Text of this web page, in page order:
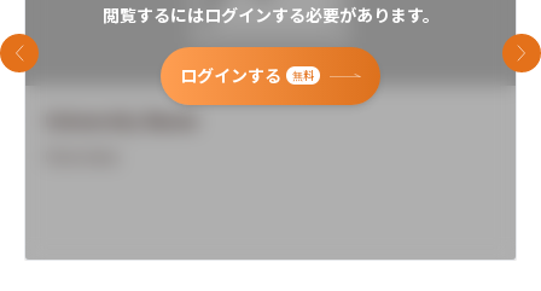
閲覧するにはログインする必要があります。
ログインする 無料
前のスライド 次